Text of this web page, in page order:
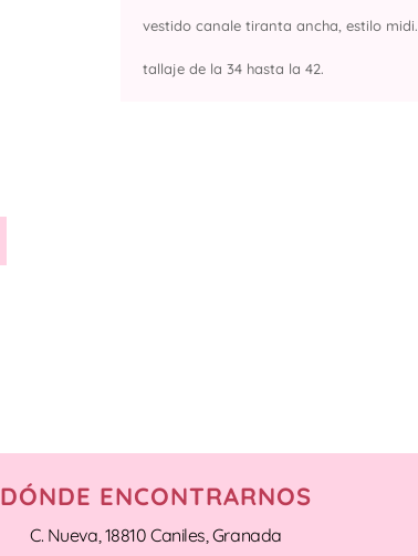
vestido canale tiranta ancha, estilo midi.
tallaje de la 34 hasta la 42.
DÓNDE ENCONTRARNOS
C. Nueva, 18810 Caniles, Granada